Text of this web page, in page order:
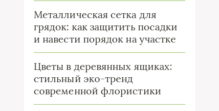
Металлическая сетка для
грядок: как защитить посадки
и навести порядок на участке
Цветы в деревянных ящиках:
стильный эко-тренд
современной флористики